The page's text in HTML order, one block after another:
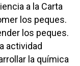
a la Carta
los peques.
los peques.
actividad
la química